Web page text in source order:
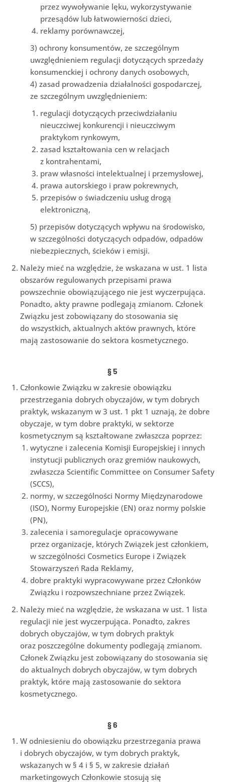
przez wywoływanie lęku, wykorzystywanie
przesądów lub łatwowierności dzieci,
reklamy porównawczej,
3) ochrony konsumentów, ze szczególnym
uwzględnieniem regulacji dotyczących sprzedaży
konsumenckiej i ochrony danych osobowych,
4) zasad prowadzenia działalności gospodarczej,
ze szczególnym uwzględnieniem:
regulacji dotyczących przeciwdziałaniu
nieuczciwej konkurencji i nieuczciwym
praktykom rynkowym,
zasad kształtowania cen w relacjach
z kontrahentami,
praw własności intelektualnej i przemysłowej,
prawa autorskiego i praw pokrewnych,
przepisów o świadczeniu usług drogą
elektroniczną,
5) przepisów dotyczących wpływu na środowisko,
w szczególności dotyczących odpadów, odpadów
niebezpiecznych, ścieków i emisji.
Należy mieć na względzie, że wskazana w ust. 1 lista
obszarów regulowanych przepisami prawa
powszechnie obowiązującego nie jest wyczerpująca.
Ponadto, akty prawne podlegają zmianom. Członek
Związku jest zobowiązany do stosowania się
do wszystkich, aktualnych aktów prawnych, które
mają zastosowanie do sektora kosmetycznego.
§5
Członkowie Związku w zakresie obowiązku
przestrzegania dobrych obyczajów, w tym dobrych
praktyk, wskazanym w 3 ust. 1 pkt 1 uznają, że dobre
obyczaje, w tym dobre praktyki, w sektorze
kosmetycznym są kształtowane zwłaszcza poprzez:
wytyczne i zalecenia Komisji Europejskiej i innych
instytucji publicznych oraz gremiów naukowych,
zwłaszcza Scientific Committee on Consumer Safety
(SCCS),
normy, w szczególności Normy Międzynarodowe
(ISO), Normy Europejskie (EN) oraz normy polskie
(PN),
zalecenia i samoregulacje opracowywane
przez organizacje, których Związek jest członkiem,
w szczególności Cosmetics Europe i Związek
Stowarzyszeń Rada Reklamy,
dobre praktyki wypracowywane przez Członków
Związku i rozpowszechniane przez Związek.
Należy mieć na względzie, że wskazana w ust. 1 lista
regulacji nie jest wyczerpująca. Ponadto, zakres
dobrych obyczajów, w tym dobrych praktyk
oraz poszczególne dokumenty podlegają zmianom.
Członek Związku jest zobowiązany do stosowania się
do aktualnych dobrych obyczajów, w tym dobrych
praktyk, które mają zastosowanie do sektora
kosmetycznego.
§6
W odniesieniu do obowiązku przestrzegania prawa
i dobrych obyczajów, w tym dobrych praktyk,
wskazanych w § 4 i § 5, w zakresie działań
marketingowych Członkowie stosują się